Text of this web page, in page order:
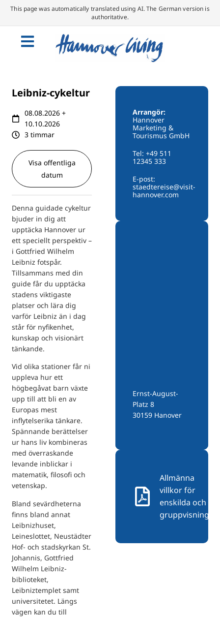
This page was automatically translated using AI. The German version is
authoritative.
Leibniz-cykeltur
08.08.2026 +
10.10.2026
3 timmar
Visa offentliga
datum
Denna guidade cykeltur
bjuder in dig att
upptäcka Hannover ur
ett speciellt perspektiv –
i Gottfried Wilhelm
Leibniz fotspår.
Tillsammans med din
guide får du upptäcka
stadens viktigaste
platser och lära dig
varför Leibniz än i dag
står för nyfikenhet,
kunskap och visionärt
tänkande.
Vid olika stationer får ni
uppleva hur ett
högbegåvat barn växte
upp till att bli en av
Europas mest
inflytelserika tänkare.
Spännande berättelser
ur hans liv kombineras
med överraskande
levande inblickar i
matematik, filosofi och
vetenskap.
Bland sevärdheterna
finns bland annat
Leibnizhuset,
Leineslottet, Neustädter
Hof- och stadskyrkan St.
Johannis, Gottfried
Wilhelm Leibniz-
biblioteket,
Leibniztemplet samt
universitetet. Längs
vägen kan du till
Arrangör:
Hannover
Marketing &
Tourismus GmbH
Tel: +49 511
12345 333
E-post:
staedtereise@visit-
hannover.com
Ernst-August-
Platz 8
30159 Hanover
Allmänna
villkor för
enskilda och
gruppvisningar